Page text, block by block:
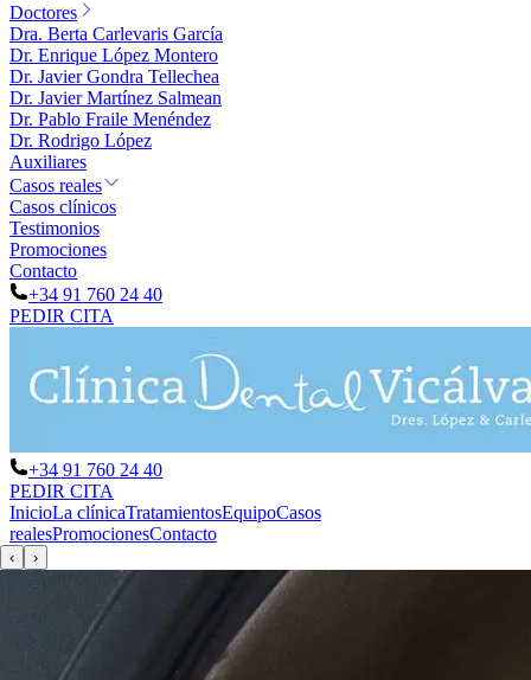
Doctores
Dra. Berta Carlevaris García
Dr. Enrique López Montero
Dr. Javier Gondra Tellechea
Dr. Javier Martínez Salmean
Dr. Pablo Fraile Menéndez
Dr. Rodrigo López
Auxiliares
Casos reales
Casos clínicos
Testimonios
Promociones
Contacto
+34 91 760 24 40
PEDIR CITA
+34 91 760 24 40
PEDIR CITA
InicioLa clínicaTratamientosEquipoCasos
realesPromocionesContacto
‹ ›